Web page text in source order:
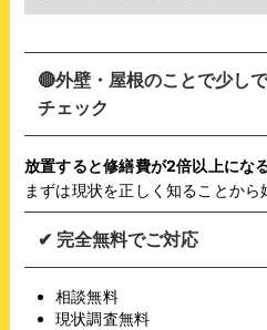
🔴外壁・屋根のことで少し
チェック
放置すると修繕費が2倍以上にな
まずは現状を正しく知ることから
✔ 完全無料でご対応
相談無料
現状調査無料